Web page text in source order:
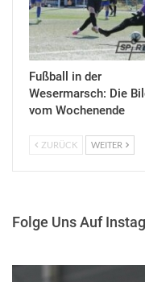
Fußball in der
Wesermarsch: Die
vom Wochenende
ZURÜCK WEITER
Folge Uns Auf